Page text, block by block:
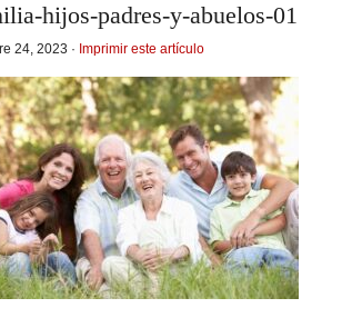
hijos-padres-y-abuelos-01
24, 2023 · Imprimir este artículo